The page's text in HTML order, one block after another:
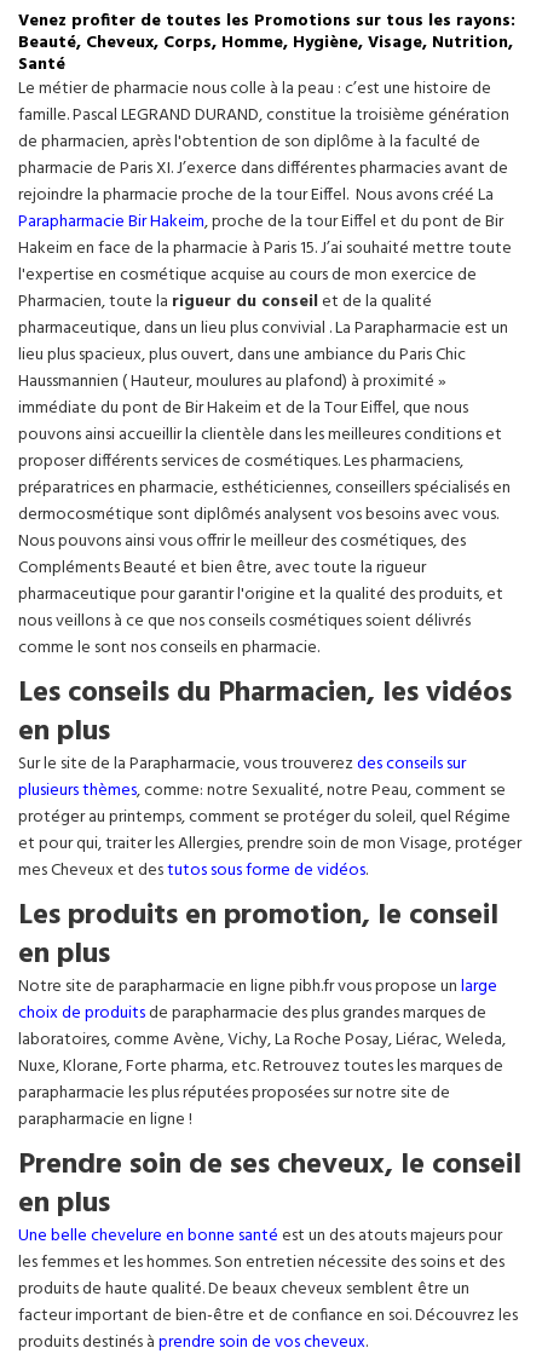
Venez profiter de toutes les Promotions sur tous les rayons:
Beauté, Cheveux, Corps, Homme, Hygiène, Visage, Nutrition,
Santé
Le métier de pharmacie nous colle à la peau : c’est une histoire de
famille. Pascal LEGRAND DURAND, constitue la troisième génération
de pharmacien, après l'obtention de son diplôme à la faculté de
pharmacie de Paris XI. J’exerce dans différentes pharmacies avant de
rejoindre la pharmacie proche de la tour Eiffel. Nous avons créé La
Parapharmacie Bir Hakeim, proche de la tourEiffelet du pont de Bir
Hakeim en face de la pharmacie à Paris 15. J’ai souhaité mettre toute
l'expertise en cosmétique acquise au cours de mon exercice de
Pharmacien, toute la rigueur du conseilet de la qualité
pharmaceutique, dans un lieu plus convivial . La Parapharmacie est un
lieu plus spacieux, plus ouvert, dans une ambiance du Paris Chic
Haussmannien ( Hauteur, moulures au plafond) à proximité »
immédiate du pont de Bir Hakeim et de la Tour Eiffel, que nous
pouvons ainsi accueillir la clientèle dans les meilleures conditions et
proposer différents services de cosmétiques. Les pharmaciens,
préparatrices en pharmacie, esthéticiennes, conseillers spécialisés en
dermocosmétique sont diplômés analysent vos besoins avec vous.
Nous pouvons ainsi vous offrir le meilleur des cosmétiques, des
Compléments Beauté et bien être, avec toute la rigueur
pharmaceutique pour garantir l'origine et la qualité des produits, et
nous veillons à ce que nos conseils cosmétiques soient délivrés
comme le sont nos conseils en pharmacie.
Les conseils du Pharmacien, les vidéos
en plus
Sur le site de la Parapharmacie, vous trouverezdes conseils sur
plusieurs thèmes, comme: notre Sexualité, notre Peau, comment se
protéger au printemps, comment se protéger du soleil, quel Régime
et pour qui, traiter les Allergies, prendre soin de mon Visage, protéger
mes Cheveux et destutos sous forme de vidéos.
Les produits en promotion, le conseil
en plus
Notre site de parapharmacie en ligne pibh.fr vous propose unlarge
choix de produitsde parapharmacie des plus grandes marques de
laboratoires, comme Avène, Vichy, La Roche Posay, Liérac, Weleda,
Nuxe, Klorane, Forte pharma, etc. Retrouvez toutes les marques de
parapharmacie les plus réputées proposées sur notre site de
parapharmacie en ligne !
Prendre soin de ses cheveux, le conseil
en plus
Une belle chevelure en bonne santéest un des atouts majeurs pour
les femmes et les hommes. Son entretien nécessite des soins et des
produits de haute qualité. De beaux cheveux semblent être un
facteur important de bien-être et de confiance en soi. Découvrez les
produits destinés àprendre soin de vos cheveux.